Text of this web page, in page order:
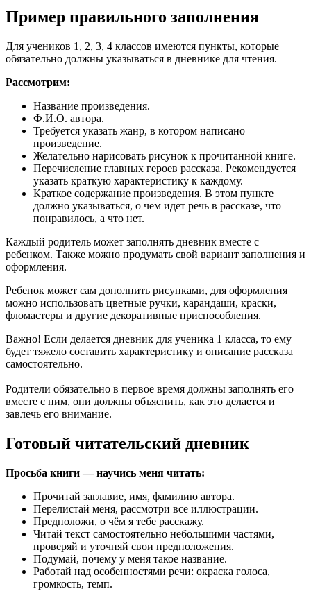
Пример правильного заполнения
Для учеников 1, 2, 3, 4 классов имеются пункты, которые
обязательно должны указываться в дневнике для чтения.
Рассмотрим:
Название произведения.
Ф.И.О. автора.
Требуется указать жанр, в котором написано
произведение.
Желательно нарисовать рисунок к прочитанной книге.
Перечисление главных героев рассказа. Рекомендуется
указать краткую характеристику к каждому.
Краткое содержание произведения. В этом пункте
должно указываться, о чем идет речь в рассказе, что
понравилось, а что нет.
Каждый родитель может заполнять дневник вместе с
ребенком. Также можно продумать свой вариант заполнения и
оформления.
Ребенок может сам дополнить рисунками, для оформления
можно использовать цветные ручки, карандаши, краски,
фломастеры и другие декоративные приспособления.
Важно! Если делается дневник для ученика 1 класса, то ему
будет тяжело составить характеристику и описание рассказа
самостоятельно.
Родители обязательно в первое время должны заполнять его
вместе с ним, они должны объяснить, как это делается и
завлечь его внимание.
Готовый читательский дневник
Просьба книги — научись меня читать:
Прочитай заглавие, имя, фамилию автора.
Перелистай меня, рассмотри все иллюстрации.
Предположи, о чём я тебе расскажу.
Читай текст самостоятельно небольшими частями,
проверяй и уточняй свои предположения.
Подумай, почему у меня такое название.
Работай над особенностями речи: окраска голоса,
громкость, темп.